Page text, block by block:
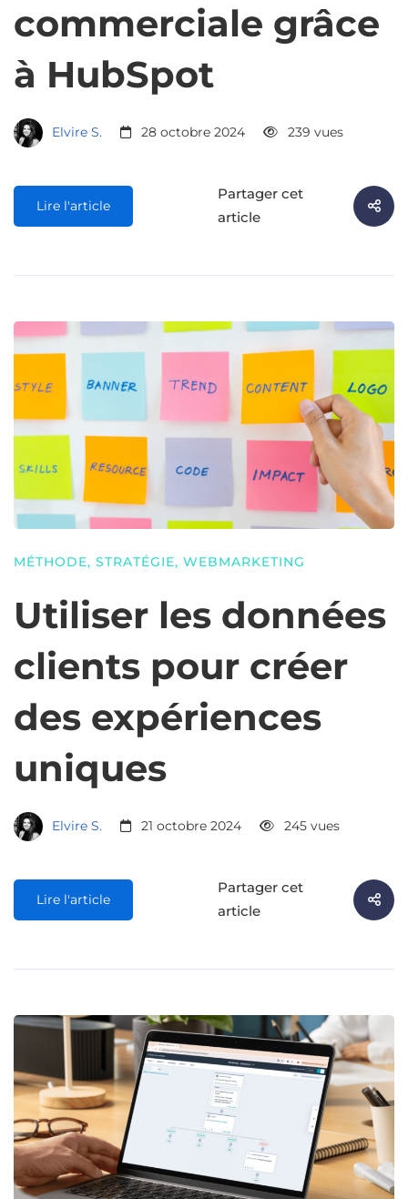
commerciale grâce
à HubSpot
Elvire S. 28 octobre 2024 239 vues
Lire l'article
Partager cet
article
MÉTHODE, STRATÉGIE, WEBMARKETING
Utiliser les données
clients pour créer
des expériences
uniques
Elvire S. 21 octobre 2024 245 vues
Lire l'article
Partager cet
article